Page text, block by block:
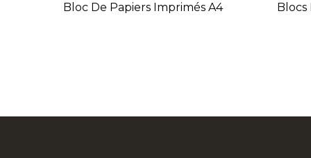
Bloc De Papiers Imprimés A4 Blocs